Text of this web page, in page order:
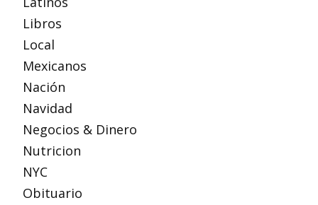
Libros
Local
Mexicanos
Nación
Navidad
Negocios & Dinero
Nutricion
NYC
Obituario